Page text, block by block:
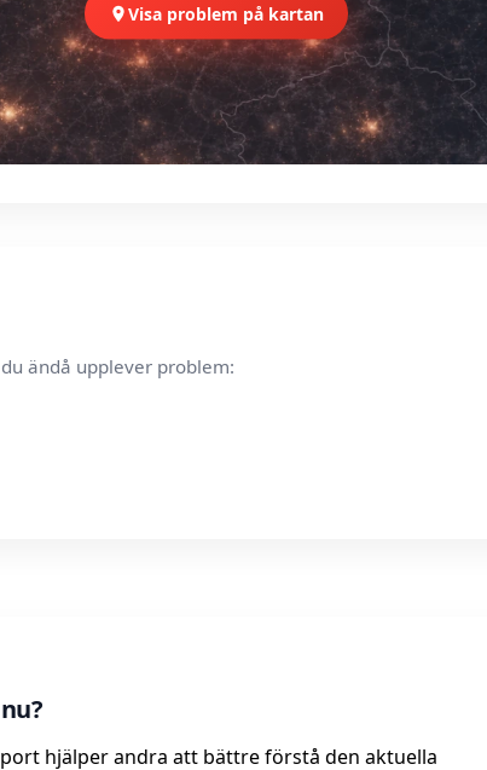
Visa problem på kartan
ändå upplever problem:
hjälper andra att bättre förstå den aktuella